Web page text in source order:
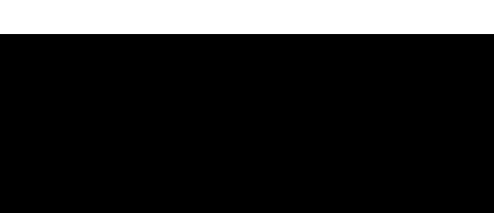
Quanto costa un quadro di Corrado